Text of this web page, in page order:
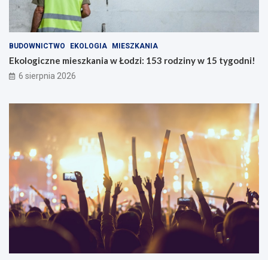
BUDOWNICTWO EKOLOGIA MIESZKANIA
Ekologiczne mieszkania w Łodzi: 153 rodziny w 15 tygodni!
6 sierpnia 2026